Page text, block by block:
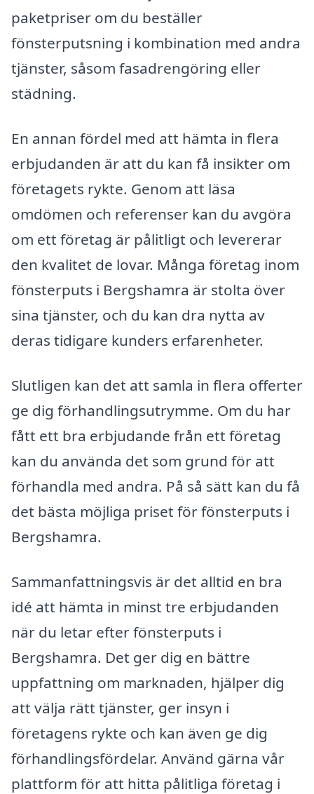
paketpriser om du beställer
fönsterputsning i kombination med andra
tjänster, såsom fasadrengöring eller
städning.
En annan fördel med att hämta in flera
erbjudanden är att du kan få insikter om
företagets rykte. Genom att läsa
omdömen och referenser kan du avgöra
om ett företag är pålitligt och levererar
den kvalitet de lovar. Många företag inom
fönsterputs i Bergshamra är stolta över
sina tjänster, och du kan dra nytta av
deras tidigare kunders erfarenheter.
Slutligen kan det att samla in flera offerter
ge dig förhandlingsutrymme. Om du har
fått ett bra erbjudande från ett företag
kan du använda det som grund för att
förhandla med andra. På så sätt kan du få
det bästa möjliga priset för fönsterputs i
Bergshamra.
Sammanfattningsvis är det alltid en bra
idé att hämta in minst tre erbjudanden
när du letar efter fönsterputs i
Bergshamra. Det ger dig en bättre
uppfattning om marknaden, hjälper dig
att välja rätt tjänster, ger insyn i
företagens rykte och kan även ge dig
förhandlingsfördelar. Använd gärna vår
plattform för att hitta pålitliga företag i